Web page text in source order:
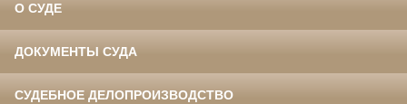
О СУДЕ
ДОКУМЕНТЫ СУДА
СУДЕБНОЕ ДЕЛОПРОИЗВОДСТВО